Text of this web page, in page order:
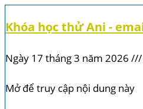
Khóa học thử Ani -
Ngày 17 tháng 3 năm 2026
Mở để truy cập nội dung này